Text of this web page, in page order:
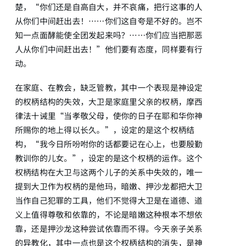
楚，“你们还是自高自大，并不哀痛，把行这事的人
从你们中间赶出去！……你们这自夸是不好的。岂不
知一点面酵能使全团发起来吗？……你们应当把那恶
人从你们中间赶出去！”他们要有态度，同样要有行
动。
在家庭、在教会，缺乏管教，其中一个表现是神设定
的权柄结构的失效，大卫是家庭里父亲的权柄，摩西
律法十诫里“当孝敬父母，使你的日子在耶和华你神
所赐你的地上得以长久。”，设定的是这个权柄结
构，“我今日所吩咐你的话都要记在心上，也要殷勤
教训你的儿女。”，设定的是这个权柄的运作。这个
权柄结构在大卫与这两个儿子的关系中失效的，唯一
提到大卫作为权柄的是他玛，暗嫩、押沙龙都把大卫
当作自己犯罪的工具，他们不觉得大卫是在道德、道
义上值得尊敬和依靠的，不论是暗嫩这种根本不想依
靠，还是押沙龙这种尝试依靠而不得。今天亲子关系
的异教化，其中一点也是这个权柄结构的消失，是神